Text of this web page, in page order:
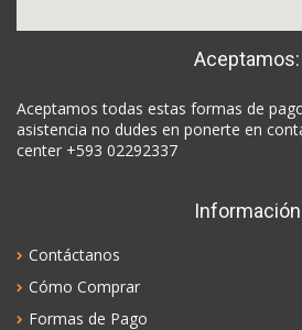
Aceptamos:
Aceptamos todas estas formas de
asistencia no dudes en ponerte en
center +593 02292337
Información
Contáctanos
Cómo Comprar
Formas de Pago